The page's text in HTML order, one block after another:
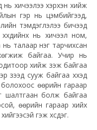
нь хичээлээ хэрхэн хийж
гэр нь цэмбийгээд,
тэмдэглэлээ бичээд
нь хичээл ном,
талаар нэг тарчихсан
байгаа. Учир нь
хийж үзэж байгаа
үзээд сууж байгаа хүүхэд
өөрийн гараар
шалтгаан болж байгаа
өөрийн гараар хийх
гэж хүсдэг.